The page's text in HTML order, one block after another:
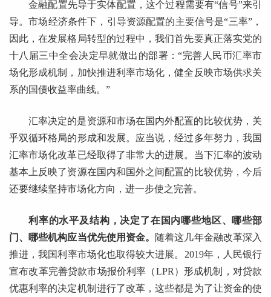
金融配置先导于实体配置，这个过程需要有“信号”来引
导。市场经济条件下，引导资源配置的主要信号是“三率”，
因此，在发展格局转型的过程中，我们首先要真正落实党的
十八届三中全会决定早就做出的部署：“完善人民币汇率市
场化形成机制，加快推进利率市场化，健全反映市场供求关
系的国债收益率曲线。”
汇率决定的是资源和市场在国内外配置的比较优势，关
乎双循环格局的形成和发展。应当说，经过多年努力，我国
汇率市场化改革已经取得了非常大的进展。当下汇率的波动
基本上反映了资源在国内和国外之间配置的比较优势，今后
还要继续坚持市场化方向，进一步使之完善。
利率的水平及结构，决定了在国内哪些地区、哪些部
门、哪些机构应当优先使用资金。
随着这几年金融改革深入
推进，我国利率市场化也取得较大进展。2019年，人民银行
宣布改革完善贷款市场报价利率（LPR）形成机制，对贷款
优惠利率的决定机制进行了改革，这些都是为了让资金的使